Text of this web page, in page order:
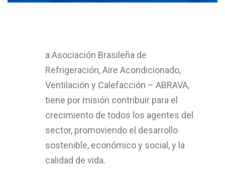
a Asociación Brasileña de
Refrigeración, Aire Acondicionado,
Ventilación y Calefacción – ABRAVA,
tiene por misión contribuir para el
crecimiento de todos los agentes del
sector, promoviendo el desarrollo
sostenible, económico y social, y la
calidad de vida.